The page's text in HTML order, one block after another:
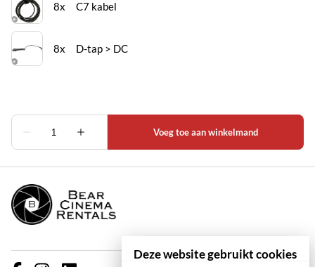
Deze website gebruikt cookies